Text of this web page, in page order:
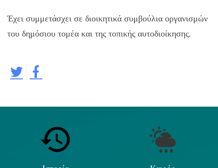
Έχει συμμετάσχει σε διοικητικά συμβούλια οργανισμών
του δημόσιου τομέα και της τοπικής αυτοδιοίκησης.